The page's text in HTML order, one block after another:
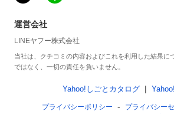
運営会社
LINEヤフー株式会社
当社は、クチコミの内容およびこれを利用した結果に
ではなく、一切の責任を負いません。
Yahoo!しごとカタログ
プライバシーポリシー プライバシー